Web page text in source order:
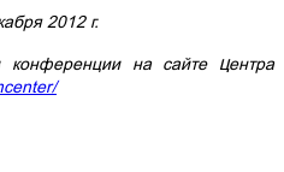
2012 г.
конференции на сайте Центра